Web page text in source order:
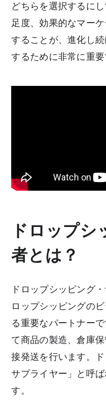
どちらを選択するに
足度、効果的なマー
することが、進化し
するために非常に重要
ドロップシ
者とは？
ドロップシッピング
ロップシッピングの
る重要なパートナー
て商品の製造、倉庫
接発送を行います。
サプライヤー」と呼
す。